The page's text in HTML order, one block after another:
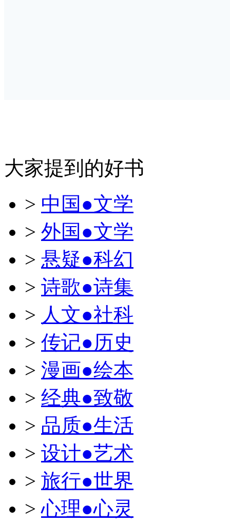
大家提到的好书
> 中国●文学
> 外国●文学
> 悬疑●科幻
> 诗歌●诗集
> 人文●社科
> 传记●历史
> 漫画●绘本
> 经典●致敬
> 品质●生活
> 设计●艺术
> 旅行●世界
>心理●心灵